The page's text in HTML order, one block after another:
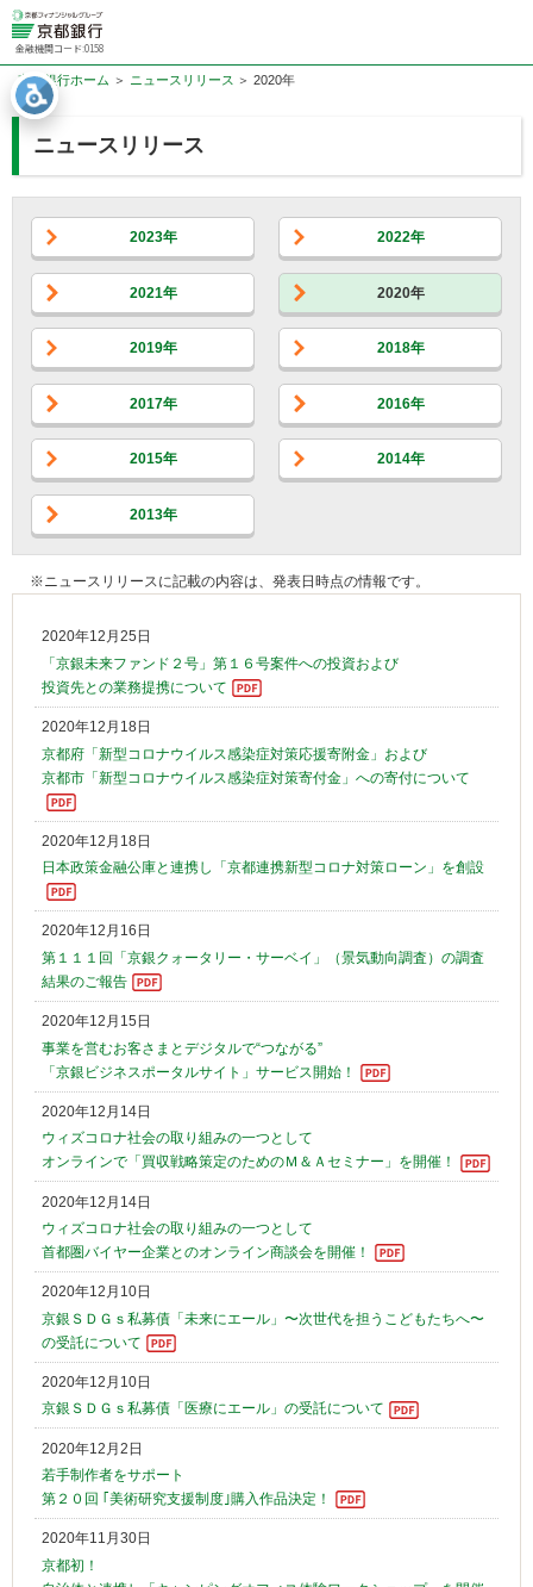
金融機関コード:0158
京都銀行ホーム ニュースリリース 2020年
ニュースリリース
2023年 2022年
2021年 2020年
2019年 2018年
2017年 2016年
2015年 2014年
2013年
※ニュースリリースに記載の内容は、発表日時点の情報です。
2020年12月25日
「京銀未来ファンド２号」第１６号案件への投資および
投資先との業務提携について
2020年12月18日
京都府「新型コロナウイルス感染症対策応援寄附金」および
京都市「新型コロナウイルス感染症対策寄付金」への寄付について
2020年12月18日
日本政策金融公庫と連携し「京都連携新型コロナ対策ローン」を創設
2020年12月16日
第１１１回「京銀クォータリー・サーベイ」（景気動向調査）の調査
結果のご報告
2020年12月15日
事業を営むお客さまとデジタルで“つながる”
「京銀ビジネスポータルサイト」サービス開始！
2020年12月14日
ウィズコロナ社会の取り組みの一つとして
オンラインで「買収戦略策定のためのＭ＆Ａセミナー」を開催！
2020年12月14日
ウィズコロナ社会の取り組みの一つとして
首都圏バイヤー企業とのオンライン商談会を開催！
2020年12月10日
京銀ＳＤＧｓ私募債「未来にエール」〜次世代を担うこどもたちへ〜
の受託について
2020年12月10日
京銀ＳＤＧｓ私募債「医療にエール」の受託について
2020年12月2日
若手制作者をサポート
第２０回 ｢美術研究支援制度｣購入作品決定！
2020年11月30日
京都初！